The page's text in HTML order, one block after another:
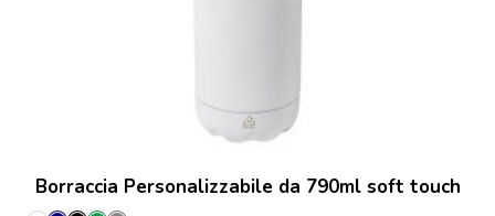
Borraccia Personalizzabile da 790ml soft touch